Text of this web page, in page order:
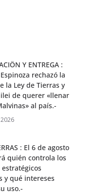
Y ENTREGA :
rechazó la
la Ley de Tierras y
de querer «llenar
al país.-
: El 6 de agosto
quién controla los
y qué intereses
uso.-